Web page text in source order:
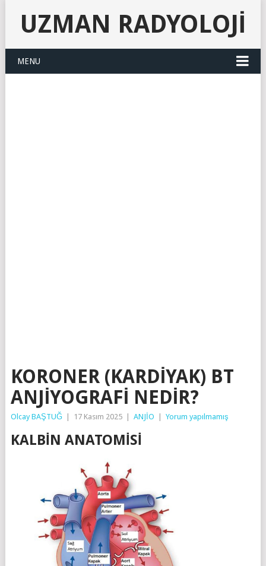
UZMAN RADYOLOJI
MENU
KORONER (KARDİYAK) BT
ANJİYOGRAFİ NEDİR?
Olcay BAŞTUĞ 17 Kasım 2025 ANJİO Yorum yapılmamış
KALBİN ANATOMİSİ